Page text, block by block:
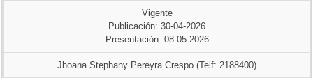
Vigente
Publicación: 30-04-2026
Presentación: 08-05-2026
Jhoana Stephany Pereyra Crespo (Telf: 2188400)